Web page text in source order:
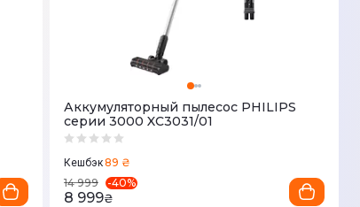
Аккумуляторный пылесос PHILIPS
серии 3000 XC3031/01
Кешбэк89 ₴
14 999
-40%
8 999₴